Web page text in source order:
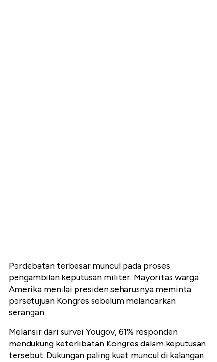
Perdebatan terbesar muncul pada proses
pengambilan keputusan militer. Mayoritas warga
Amerika menilai presiden seharusnya meminta
persetujuan Kongres sebelum melancarkan
serangan.
Melansir dari survei Yougov, 61% responden
mendukung keterlibatan Kongres dalam keputusan
tersebut. Dukungan paling kuat muncul di kalangan